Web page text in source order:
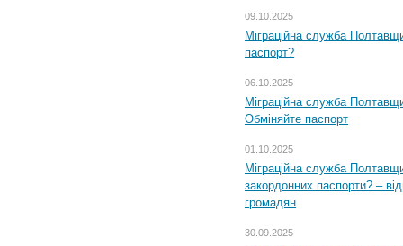
09.10.2025
Міграційна служба
паспорт?
06.10.2025
Міграційна служба
Обміняйте паспорт
01.10.2025
Міграційна служба
закордонних паспорти? –
громадян
30.09.2025